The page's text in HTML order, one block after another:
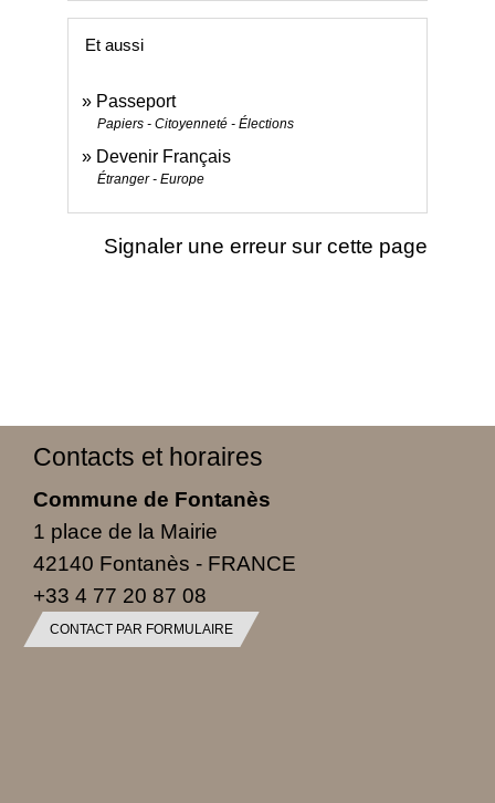
Et aussi
Passeport
Papiers - Citoyenneté - Élections
Devenir Français
Étranger - Europe
Signaler une erreur sur cette page
Contacts et horaires
Commune de Fontanès
1 place de la Mairie
42140 Fontanès - FRANCE
+33 4 77 20 87 08
CONTACT PAR FORMULAIRE